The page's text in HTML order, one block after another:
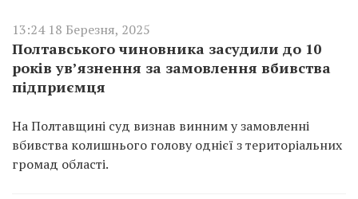
13:24 18 Березня, 2025
Полтавського чиновника засудили до 10
років ув’язнення за замовлення вбивства
підприємця
На Полтавщині суд визнав винним у замовленні
вбивства колишнього голову однієї з територіальних
громад області.